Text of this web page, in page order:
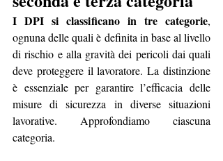
I DPI si classificano in tre categorie,
ognuna delle quali è definita in base al livello
di rischio e alla gravità dei pericoli dai quali
deve proteggere il lavoratore. La distinzione
è essenziale per garantire l’efficacia delle
misure di sicurezza in diverse situazioni
lavorative. Approfondiamo ciascuna
categoria.